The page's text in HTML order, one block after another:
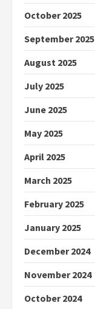
October 2025
September 2025
August 2025
July 2025
June 2025
May 2025
April 2025
March 2025
February 2025
January 2025
December 2024
November 2024
October 2024